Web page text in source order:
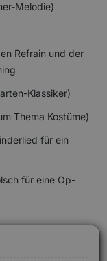
Melodie)
Refrain und der
Klassiker)
Thema Kostüme)
für ein
für eine Op-